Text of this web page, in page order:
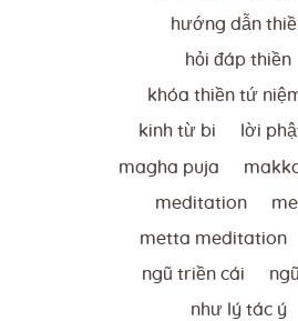
hướng dẫn
hỏi đáp thiền
khóa thiền tứ
kinh từ bi lời
magha puja
meditation
metta meditation
ngũ triền cái
như lý tác ý